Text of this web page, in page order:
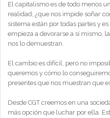
El capitalismo es de todo menos
realidad, ¿que nos impide soñar
sistema están por todas partes y
empieza a devorarse a sí mismo,
nos lo demuestran.
El cambio es difícil, pero no
queremos y cómo lo
presentes que nos muestran que
Desde CGT creemos en una
más opción que luchar por ella.